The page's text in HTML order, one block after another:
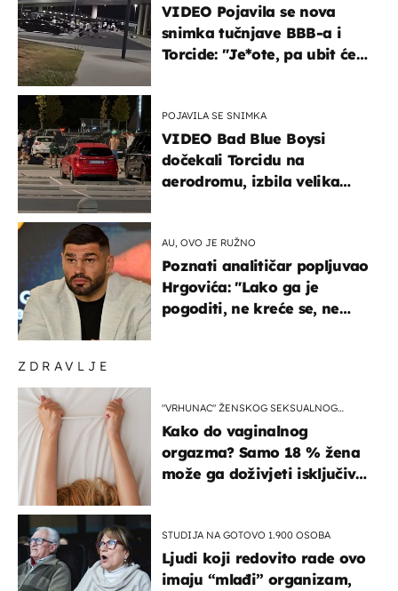
ZDRAVLJE
"VRHUNAC" ŽENSKOG SEKSUALNOG
Kako do vaginalnog
orgazma? Samo 18 % žena
može ga doživjeti isključivo
STUDIJA NA GOTOVO 1.900 OSOBA
Ljudi koji redovito rade ovo
imaju “mlađi” organizam,
VIDEO Pojavila se nova
snimka tučnjave BBB-a i
Torcide: "Je*ote, pa ubit će
POJAVILA SE SNIMKA
VIDEO Bad Blue Boysi
dočekali Torcidu na
aerodromu, izbila velika
AU, OVO JE RUŽNO
Poznati analitičar popljuvao
Hrgovića: "Lako ga je
pogoditi, ne kreće se, ne